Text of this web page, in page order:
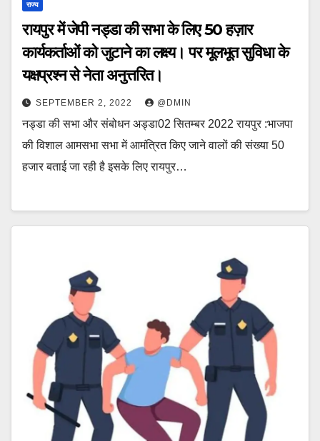
राज्य
रायपुर में जेपी नड्डा की सभा के लिए 50 हज़ार
कार्यकर्ताओं को जुटाने का लक्ष्य। पर मूलभूत सुविधा के
यक्षप्रश्न से नेता अनुत्तरित।
SEPTEMBER 2, 2022 @DMIN
नड्डा की सभा और संबोधन अड्डा02 सितम्बर 2022 रायपुर :भाजपा
की विशाल आमसभा सभा में आमंत्रित किए जाने वालों की संख्या 50
हजार बताई जा रही है इसके लिए रायपुर…